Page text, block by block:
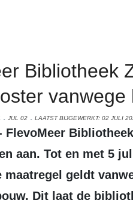
Bibliotheek
vanwege
JUL 02 LAATST BIJGEWERKT: 02 JULI
aan. Tot en met 5
maatregel geldt
Dit laat de